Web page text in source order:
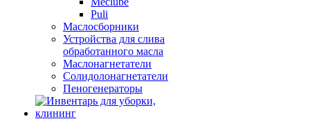
Puli
Маслосборники
Устройства для слива
обработанного масла
Маслонагнетатели
Солидолонагнетатели
Пеногенераторы